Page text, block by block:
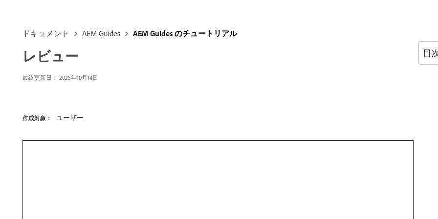
ドキュメント AEM Guides AEM Guides のチュートリアル
レビュー
最終更新日： 2025年10月14日
作成対象： ユーザー
目